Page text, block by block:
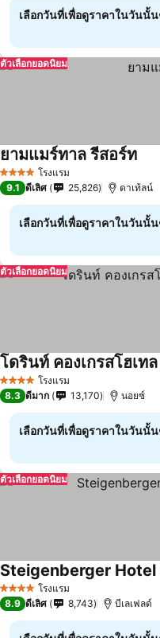
เลือกวันที่เพื่อดูราคาในวันนั้น
ตัวเลือกยอดนิยม
4 ดาว โรงแรม
ยามแมร์ทาล รีสอร์ท
9.1 ดีเลิศ 25,826 ดาเท้ลน์
เลือกวันที่เพื่อดูราคาในวันนั้น
ตัวเลือกยอดนิยม
4 ดาว โรงแรม
โดรินท์ คองเกรสโฮเท
8.3 ดีมาก 13,170 นอยซ์
เลือกวันที่เพื่อดูราคาในวันนั้น
ตัวเลือกยอดนิยม
4 ดาว โรงแรม
Steigenberger
8.9 ดีเลิศ 8,743 บีเลเฟลด์